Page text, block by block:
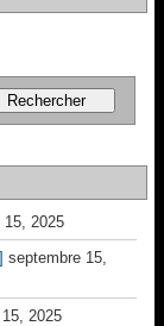
15, 2025
septembre 15,
2025